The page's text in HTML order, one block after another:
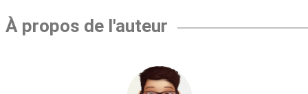
À propos de l'auteur